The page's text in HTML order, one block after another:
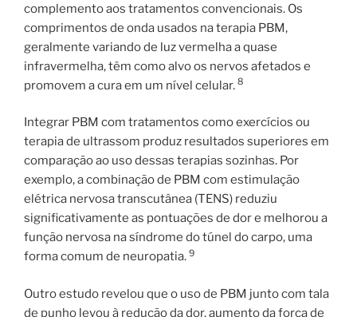
complemento aos tratamentos convencionais. Os
comprimentos de onda usados ​​na terapia PBM,
geralmente variando de luz vermelha a quase
infravermelha, têm como alvo os nervos afetados e
promovem a cura em um nível celular. 8
Integrar PBM com tratamentos como exercícios ou
terapia de ultrassom produz resultados superiores em
comparação ao uso dessas terapias sozinhas. Por
exemplo, a combinação de PBM com estimulação
elétrica nervosa transcutânea (TENS) reduziu
significativamente as pontuações de dor e melhorou a
função nervosa na síndrome do túnel do carpo, uma
forma comum de neuropatia. 9
Outro estudo revelou que o uso de PBM junto com tala
de punho levou à redução da dor, aumento da força de